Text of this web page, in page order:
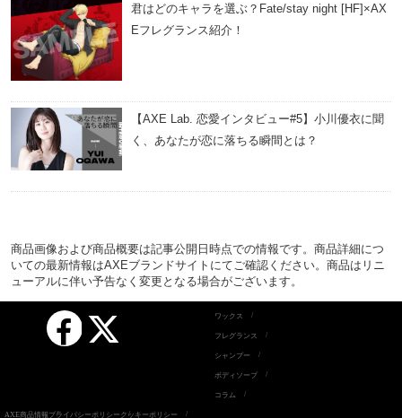
君はどのキャラを選ぶ？Fate/stay night [HF]×AX
Eフレグランス紹介！
【AXE Lab. 恋愛インタビュー#5】小川優衣に聞
く、あなたが恋に落ちる瞬間とは？
商品画像および商品概要は記事公開日時点での情報です。商品詳細につ
いての最新情報はAXEブランドサイトにてご確認ください。商品はリニ
ューアルに伴い予告なく変更となる場合がございます。
Facebook ワックス
フレグランス
シャンプー
ボディソープ
コラム
AXE商品情報 プライバシーポリシー クッキーポリシー